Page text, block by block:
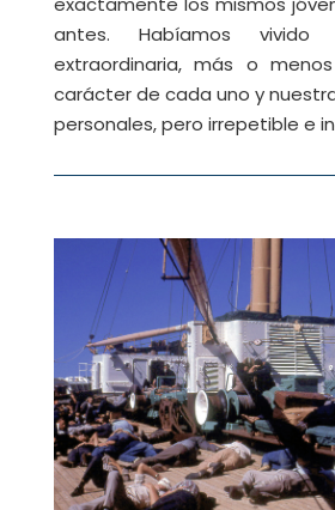
antes. Habíamos vivido
extraordinaria, más o
carácter de cada uno y
personales, pero irrepetible e